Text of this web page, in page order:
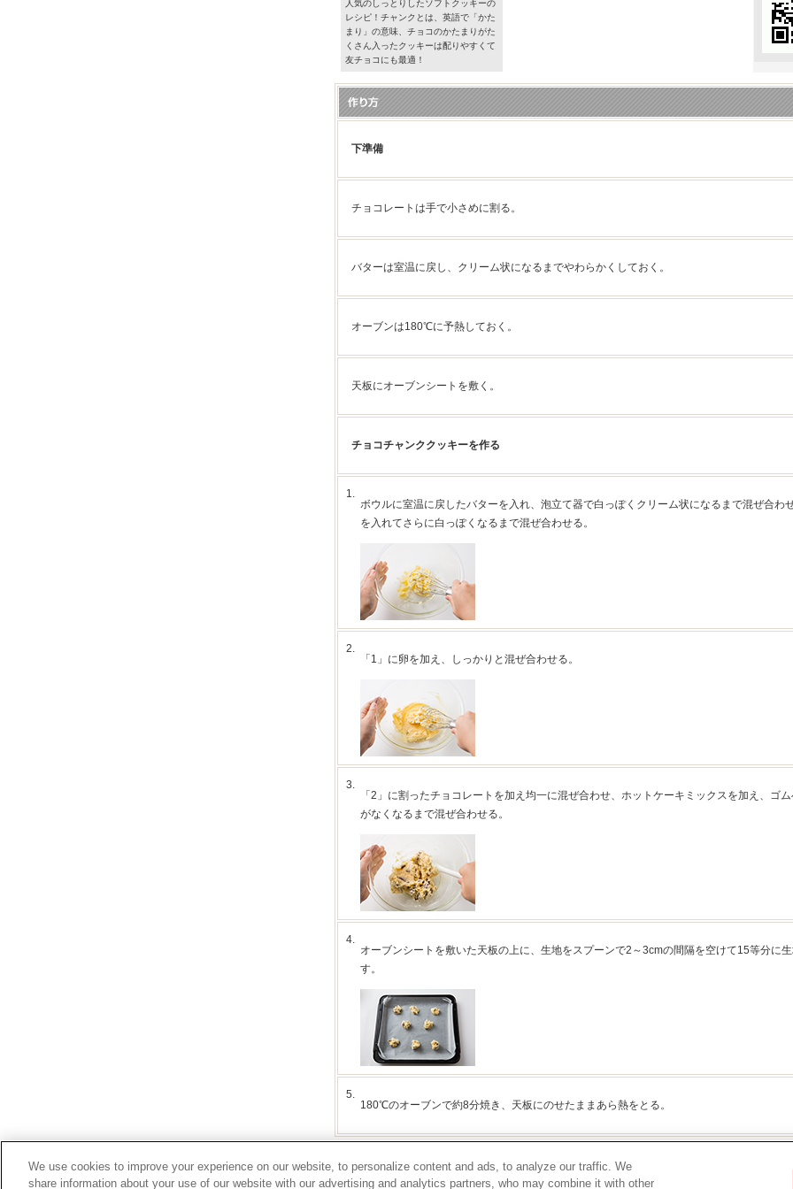
人気のしっとりしたソフトクッキーの
レシピ！チャンクとは、英語で「かた
まり」の意味、チョコのかたまりがた
くさん入ったクッキーは配りやすくて
友チョコにも最適！
下準備
チョコレートは手で小さめに割る。
バターは室温に戻し、クリーム状になるまでやわらかくしておく。
オーブンは180℃に予熱しておく。
天板にオーブンシートを敷く。
チョコチャンククッキーを作る
1.
ボウルに室温に戻したバターを入れ、泡立て器で白っぽくクリーム状になるまで混ぜ合わ
を入れてさらに白っぽくなるまで混ぜ合わせる。
2.
「1」に卵を加え、しっかりと混ぜ合わせる。
3.
「2」に割ったチョコレートを加え均一に混ぜ合わせ、ホットケーキミックスを加え、ゴ
がなくなるまで混ぜ合わせる。
4.
オーブンシートを敷いた天板の上に、生地をスプーンで2～3cmの間隔を空けて15等分に生
す。
5.
180℃のオーブンで約8分焼き、天板にのせたままあら熱をとる。
We use cookies to improve your experience on our website, to personalize content and ads, to analyze our traffic. We
share information about your use of our website with our advertising and analytics partners, who may combine it with other